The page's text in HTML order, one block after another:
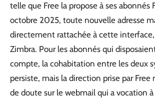
telle que Free la propose à ses abonnés
octobre 2025, toute nouvelle adresse
directement rattachée à cette interface,
Zimbra. Pour les abonnés qui
compte, la cohabitation entre les deux
persiste, mais la direction prise par Free
de doute sur le webmail qui a vocation à